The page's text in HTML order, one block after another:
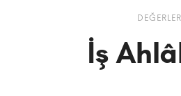
DEĞERLER
İş